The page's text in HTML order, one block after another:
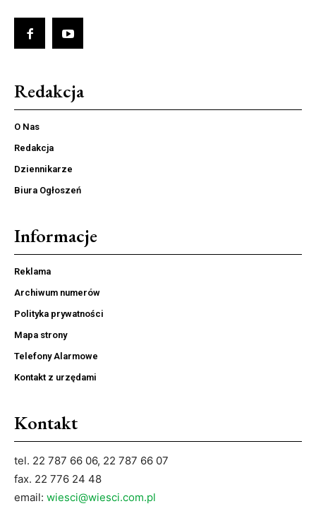
Redakcja
O Nas
Redakcja
Dziennikarze
Biura Ogłoszeń
Informacje
Reklama
Archiwum numerów
Polityka prywatności
Mapa strony
Telefony Alarmowe
Kontakt z urzędami
Kontakt
tel. 22 787 66 06, 22 787 66 07
fax. 22 776 24 48
email: wiesci@wiesci.com.pl